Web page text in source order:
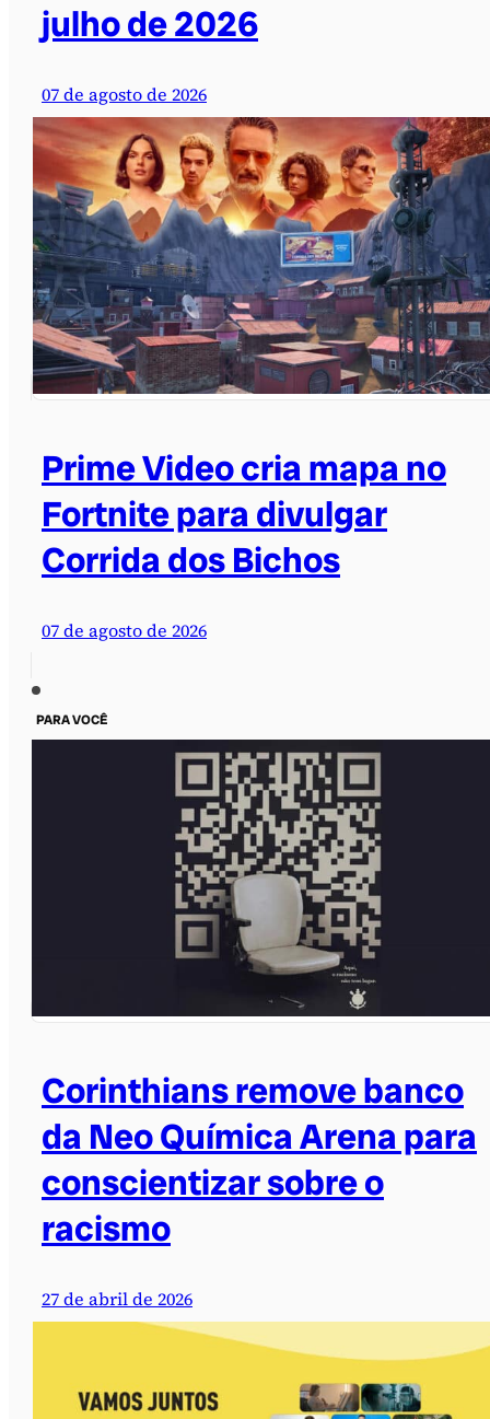
julho de 2026
07 de agosto de 2026
Prime Video cria mapa no
Fortnite para divulgar
Corrida dos Bichos
07 de agosto de 2026
PARA VOCÊ
Corinthians remove banco
da Neo Química Arena para
conscientizar sobre o
racismo
27 de abril de 2026